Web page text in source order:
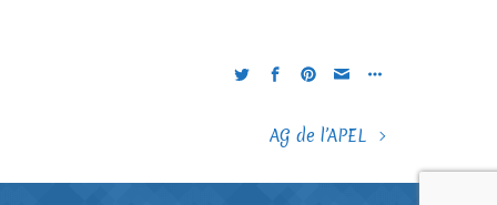
AG de l’APEL